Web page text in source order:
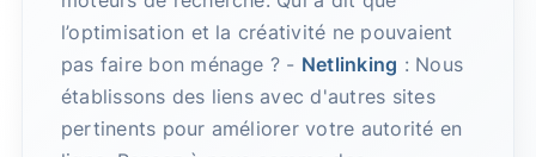
l’optimisation et la créativité ne pouvaient
pas faire bon ménage ? - Netlinking : Nous
établissons des liens avec d'autres sites
pertinents pour améliorer votre autorité en